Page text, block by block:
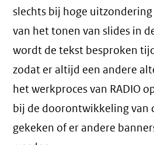
slechts bij hoge
van het tonen van slides in
wordt de tekst besproken
zodat er altijd een andere
het werkproces van RADIO
bij de doorontwikkeling van
gekeken of er andere